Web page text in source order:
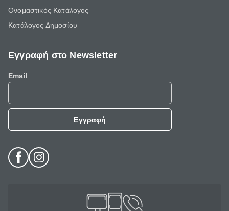
Ονομαστικός Κατάλογος
Κατάλογος Δημοσίου
Εγγραφή στο Newsletter
Email
Εγγραφή